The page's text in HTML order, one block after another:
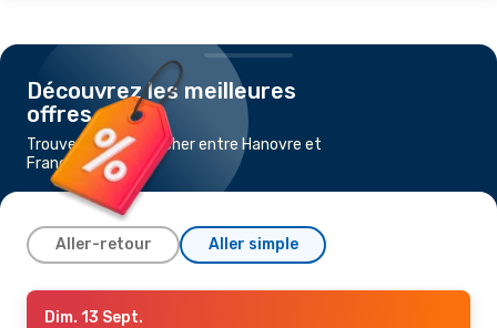
Découvrez les meilleures
offres
Trouvez un vol pas cher entre Hanovre et
Francfort
Aller-retour Aller simple
Jeu. 27 Août
Dim. 13 Sept.